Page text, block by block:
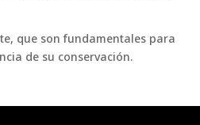
que son fundamentales para
de su conservación.